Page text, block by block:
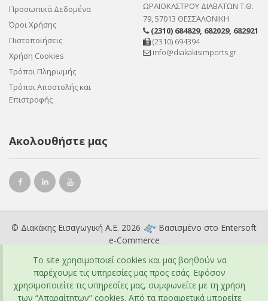
Προσωπικά Δεδομένα
Όροι Χρήσης
Πιστοποιήσεις
Χρήση Cookies
Τρόποι Πληρωμής
Τρόποι Αποστολής και
Επιστροφής
ΩΡΑΙΟΚΑΣΤΡΟΥ ΔΙΑΒΑΤΩΝ Τ.Θ.
79, 57013 ΘΕΣΣΑΛΟΝΙΚΗ
(2310) 684829, 682029, 682921
(2310) 694394
info@diakakisimports.gr
Ακολουθήστε μας
© Διακάκης Εισαγωγική Α.Ε. 2026 Βασισμένο στο Entersoft
e-Commerce
To site χρησιμοποιεί cookies και μας βοηθούν να
παρέχουμε τις υπηρεσίες μας προς εσάς. Εφόσον
χρησιμοποιείτε τις υπηρεσίες μας, συμφωνείτε με τη χρήση
των “Απαραίτητων” cookies. Από τα προαιρετικά μπορείτε